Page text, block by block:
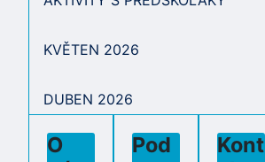
KVĚTEN 2026
DUBEN 2026
O
Pod
Kont